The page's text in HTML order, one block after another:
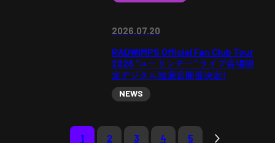
2026.07.20
RADWIMPS Official Fan Club Tour
2026 “ユーリンチー” ライブ会場限
定デジタル抽選会開催決定！
NEWS
1 2 3 4 5